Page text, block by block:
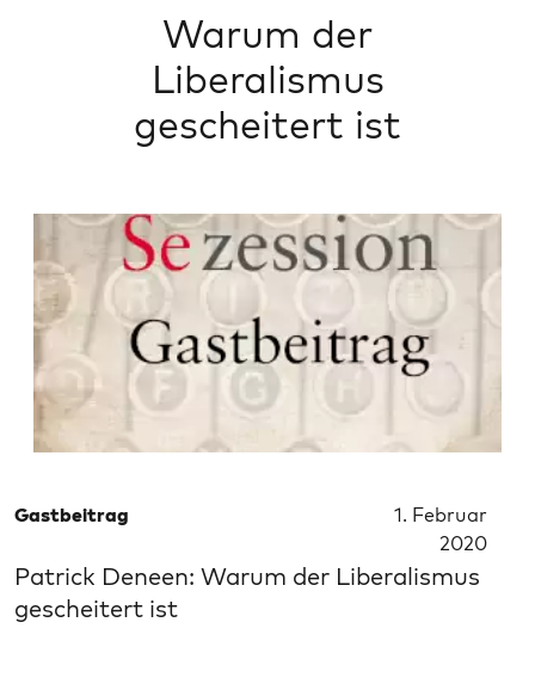
Warum der
Liberalismus
gescheitert ist
Gastbeitrag
1. Februar
2020
Patrick Deneen: Warum der Liberalismus
gescheitert ist